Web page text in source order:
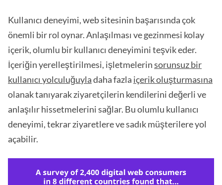
Kullanıcı deneyimi, web sitesinin başarısında çok
önemli bir rol oynar. Anlaşılması ve gezinmesi kolay
içerik, olumlu bir kullanıcı deneyimini teşvik eder.
İçeriğin yerelleştirilmesi, işletmelerinsorunsuz bir
kullanıcı yolculuğuyladaha fazla içerik oluşturmasına
olanak tanıyarak ziyaretçilerin kendilerini değerli ve
anlaşılır hissetmelerini sağlar. Bu olumlu kullanıcı
deneyimi, tekrar ziyaretlere ve sadık müşterilere yol
açabilir.